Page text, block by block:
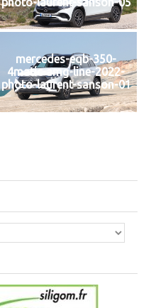
mercedes-eqb-350-
4matic-amg-line-2022-
photo-laurent-sanson-01